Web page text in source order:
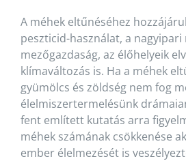
A méhek eltűnéséhez
peszticid-használat, a
mezőgazdaság, az élőhelyeik
klímaváltozás is. Ha a méhek
gyümölcs és zöldség nem fog
élelmiszertermelésünk
fent említett kutatás arra
méhek számának csökkenése
ember élelmezését is